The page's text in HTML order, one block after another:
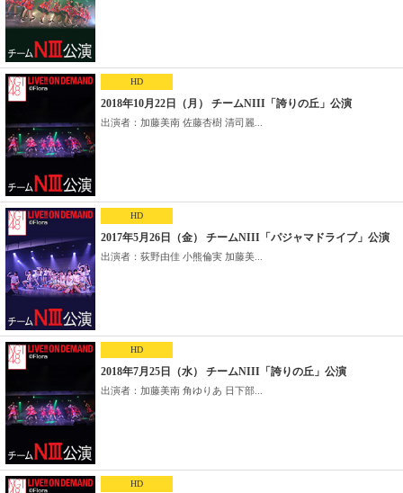
HD
2018年10月22日（月） チームNIII「誇りの丘」公演
出演者：加藤美南 佐藤杏樹 清司麗...
HD
2017年5月26日（金） チームNIII「パジャマドライブ」公演
出演者：荻野由佳 小熊倫実 加藤美...
HD
2018年7月25日（水） チームNIII「誇りの丘」公演
出演者：加藤美南 角ゆりあ 日下部...
HD